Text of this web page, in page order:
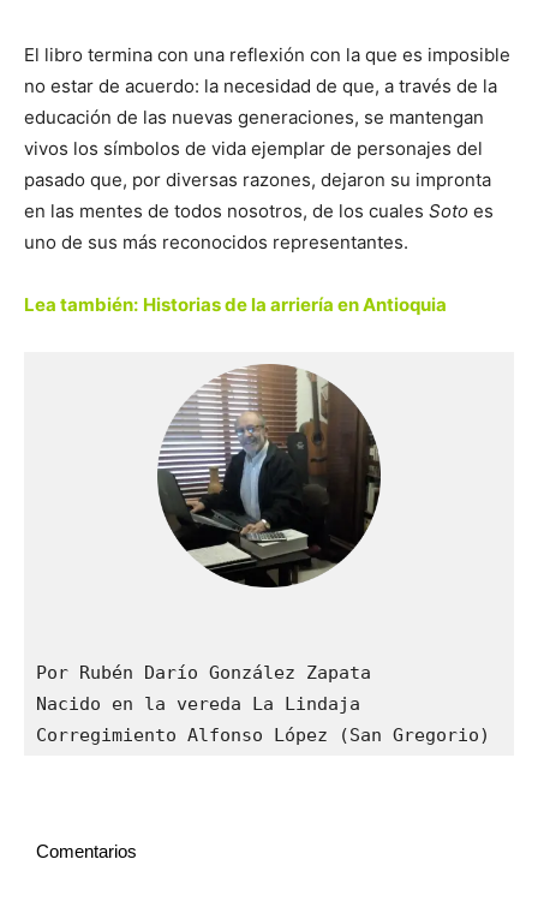
El libro termina con una reflexión con la que es imposible
no estar de acuerdo: la necesidad de que, a través de la
educación de las nuevas generaciones, se mantengan
vivos los símbolos de vida ejemplar de personajes del
pasado que, por diversas razones, dejaron su impronta
en las mentes de todos nosotros, de los cuales Soto es
uno de sus más reconocidos representantes.
Lea también: Historias de la arriería en Antioquia
Por Rubén Darío González Zapata
Nacido en la vereda La Lindaja
Corregimiento Alfonso López (San Gregorio)
Comentarios